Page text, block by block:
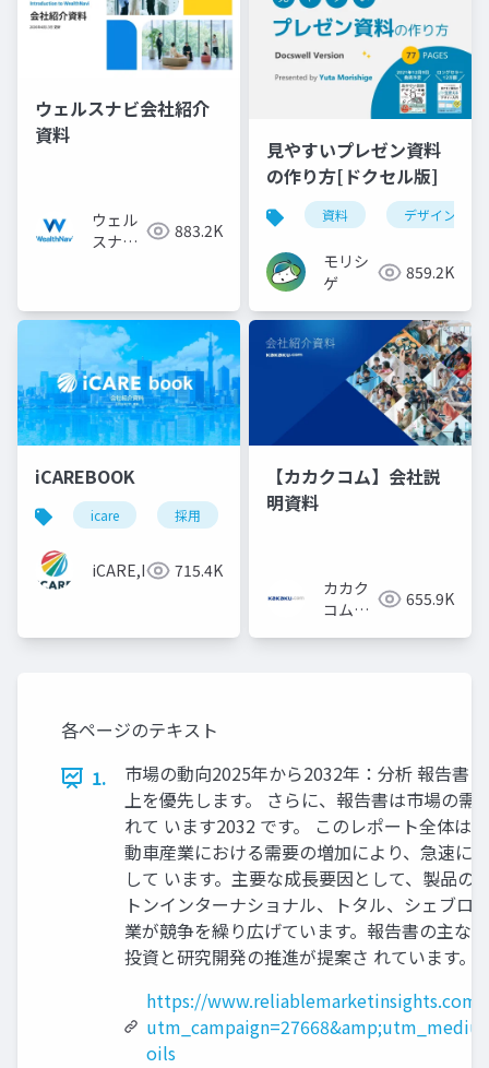
ウェルスナビ会社紹介
資料
ウェル
スナビ
883.2K
見やすいプレゼン資料
の作り方[ドクセル版]
資料 デザイン
モリシ
ゲ
859.2K
iCAREBOOK
icare 採用 カルチャーデック
iCARE,Inc 715.4K
【カカクコム】会社説
明資料
カカク
コム採
655.9K
各ページのテキスト
1.
市場の動向2025年から2032年：分析 報告書
上を優先します。 さらに、報告書は市場の
れて います2032 です。 このレポート全体は
動車産業における需要の増加により、急速に
して います。主要な成長要因として、製品
トンインターナショナル、トタル、シェブロ
業が競争を繰り広げています。報告書の主な
投資と研究開発の推進が提案さ れています。 “
https://
oils